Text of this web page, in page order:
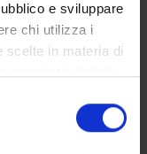
e sviluppare
chi utilizza i
scelte in materia di
in qualsiasi
o facendo clic